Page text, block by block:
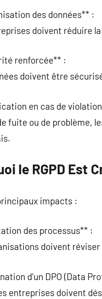
des données** :
doivent réduire
renforcée** :
doivent être
en cas de
fuite ou de problème,
le RGPD Est
impacts :
des processus** :
doivent
d’un DPO (Data
entreprises doivent